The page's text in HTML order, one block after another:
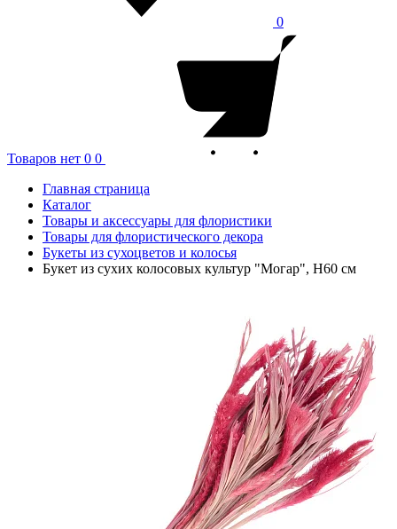
0
Товаров нет 0 0
Главная страница
Каталог
Товары и аксессуары для флористики
Товары для флористического декора
Букеты из сухоцветов и колосья
Букет из сухих колосовых культур "Могар", H60 см